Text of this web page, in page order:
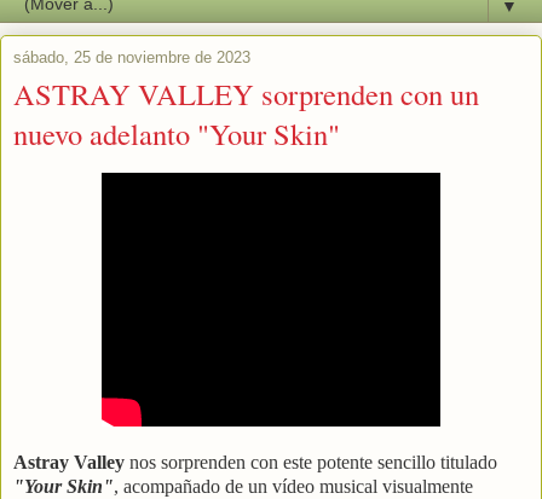
▼
sábado, 25 de noviembre de 2023
ASTRAY VALLEY sorprenden con un
nuevo adelanto "Your Skin"
Astray Valley nos sorprenden con este potente sencillo titulado
"Your Skin", acompañado de un vídeo musical visualmente